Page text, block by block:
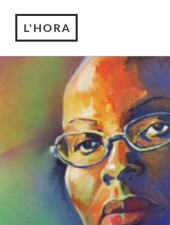
L'HORA